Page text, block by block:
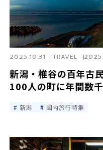
新潟・椎谷の百年
100人の町に年間数
2025.10.31 TRAVEL
新潟 国内旅行特集